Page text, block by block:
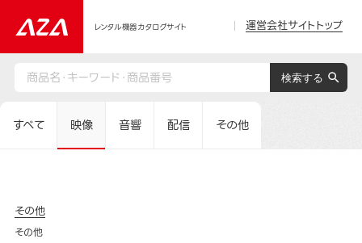
レンタル機器カタログサイト 運営会社サイトトップ
すべて 映像 音響 配信 その他
その他
その他